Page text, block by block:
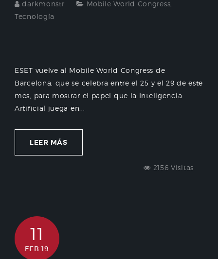
darkmonstr Mobile World Congress
Tecnología
ESET vuelve al Mobile World Congress de
Barcelona, que se celebra entre el 25 y el 29 de este
mes, para mostrar el papel que la Inteligencia
Artificial juega en...
LEER MÁS
2156 Visitas
11
FEB 19